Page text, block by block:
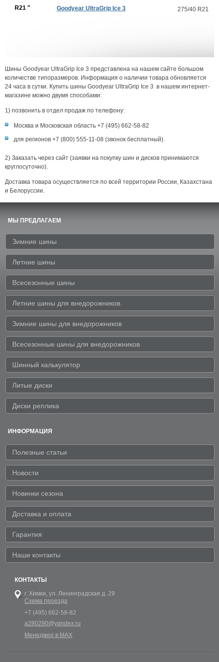
R21 " Goodyear UltraGrip Ice 3 275/40 R21
Шины Goodyear UltraGrip Ice 3 представлена на нашем сайте большом
количестве типоразмеров. Информация о наличии товара обновляется
24 часа в сутки. Купить шины Goodyear UltraGrip Ice 3 в нашем интернет-
магазине можно двумя способами:
1) позвонить в отдел продаж по телефону:
Москва и Московская область +7 (495) 662-58-82
для регионов +7 (800) 555-11-08 (звонок бесплатный).
2) Заказать через сайт (заявки на покупку шин и дисков принимаются
круглосуточно).
Доставка товара осуществляется по всей территории России, Казахстана
и Белоруссии.
МЫ ПРЕДЛАГАЕМ
Зимние шины
Летние шины
Всесезонные шины
Летние шины для внедорожников
Зимние шины для внедорожников
Всесезонные шины для внедорожников
Шинный калькулятор
Литые диски
Диски реплика
ИНФОРМАЦИЯ
Полезные статьи
Новости
Новинки сезона
Доставка и оплата
Гарантия
Наши контакты
КОНТАКТЫ
г. Химки, ул. Ленинградская д. 29
Схема проезда
+7 (495) 662-58-82
a280290@yandex.ru
Менеджер в MAX